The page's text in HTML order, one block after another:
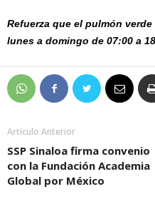
Refuerza que el pulmón
lunes a domingo de 07:00 a
Artículo Anterior
SSP Sinaloa firma convenio
con la Fundación Academia
Global por México